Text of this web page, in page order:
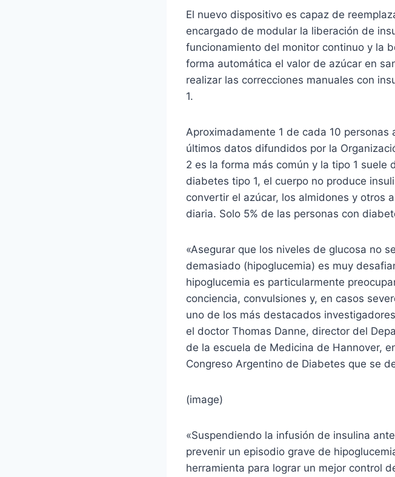
El nuevo dispositivo es capaz de
encargado de modular la liberación de
funcionamiento del monitor continuo y la
forma automática el valor de azúcar en
realizar las correcciones manuales con
1.
Aproximadamente 1 de cada 10
últimos datos difundidos por la
2 es la forma más común y la tipo 1 suele
diabetes tipo 1, el cuerpo no produce
convertir el azúcar, los almidones y otros
diaria. Solo 5% de las personas con
«Asegurar que los niveles de glucosa no
demasiado (hipoglucemia) es muy
hipoglucemia es particularmente
conciencia, convulsiones y, en casos
uno de los más destacados
el doctor Thomas Danne, director del
de la escuela de Medicina de Hannover,
Congreso Argentino de Diabetes que se
(image)
«Suspendiendo la infusión de insulina
prevenir un episodio grave de
herramienta para lograr un mejor control